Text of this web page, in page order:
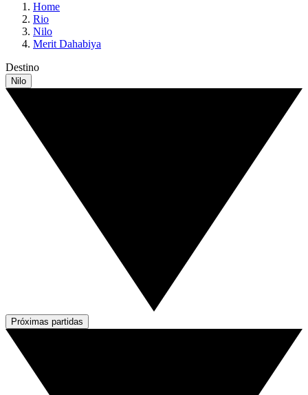
Home
Rio
Nilo
Merit Dahabiya
Destino
Nilo
Próximas partidas